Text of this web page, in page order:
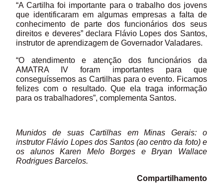
“A Cartilha foi importante para o trabalho dos jovens
que identificaram em algumas empresas a falta de
conhecimento de parte dos funcionários dos seus
direitos e deveres” declara Flávio Lopes dos Santos,
instrutor de aprendizagem de Governador Valadares.
“O atendimento e atenção dos funcionários da
AMATRA IV foram importantes para que
conseguíssemos as Cartilhas para o evento. Ficamos
felizes com o resultado. Que ela traga informação
para os trabalhadores”, complementa Santos.
Munidos de suas Cartilhas em Minas Gerais: o
instrutor Flávio Lopes dos Santos (ao centro da foto) e
os alunos Karen Melo Borges e Bryan Wallace
Rodrigues Barcelos.
Compartilhamento